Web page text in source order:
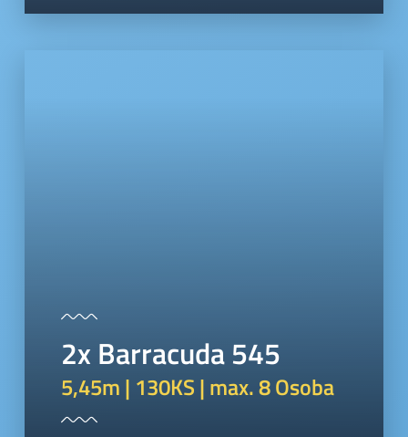
2x Barracuda 545
5,45m | 130KS | max. 8 Osoba